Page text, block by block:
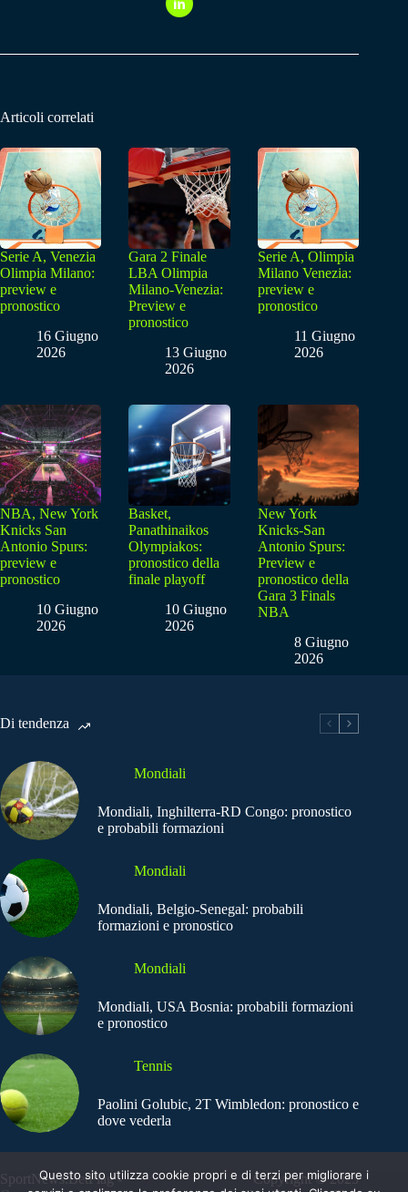
Articoli correlati
Serie A, Venezia
Olimpia Milano:
preview e
pronostico
16 Giugno
2026
Gara 2 Finale
LBA Olimpia
Milano-Venezia:
Preview e
pronostico
13 Giugno
2026
Serie A, Olimpia
Milano Venezia:
preview e
pronostico
11 Giugno
2026
NBA, New York
Knicks San
Antonio Spurs:
preview e
pronostico
10 Giugno
2026
Basket,
Panathinaikos
Olympiakos:
pronostico della
finale playoff
10 Giugno
2026
New York
Knicks-San
Antonio Spurs:
Preview e
pronostico della
Gara 3 Finals
NBA
8 Giugno
2026
Di tendenza
Mondiali
Mondiali, Inghilterra-RD Congo: pronostico
e probabili formazioni
Mondiali
Mondiali, Belgio-Senegal: probabili
formazioni e pronostico
Mondiali
Mondiali, USA Bosnia: probabili formazioni
e pronostico
Tennis
Paolini Golubic, 2T Wimbledon: pronostico e
dove vederla
SportNews.BetFlag -
Copyright © 2025
Questo sito utilizza cookie propri e di terzi per migliorare i